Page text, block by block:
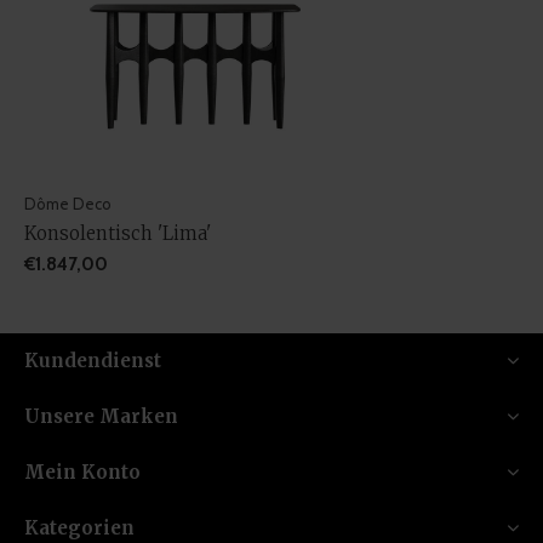
Dôme Deco
Konsolentisch 'Lima'
€1.847,00
Kundendienst
Unsere Marken
Mein Konto
Kategorien